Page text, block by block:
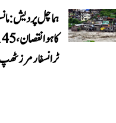
ٹرانسفارمرز